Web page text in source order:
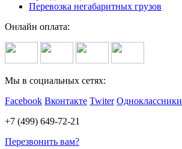
Перевозка негабаритных грузов
Онлайн оплата:
Мы в социальных сетях:
Facebook Вконтакте Twiter Одноклассники
+7 (499) 649-72-21
Перезвонить вам?